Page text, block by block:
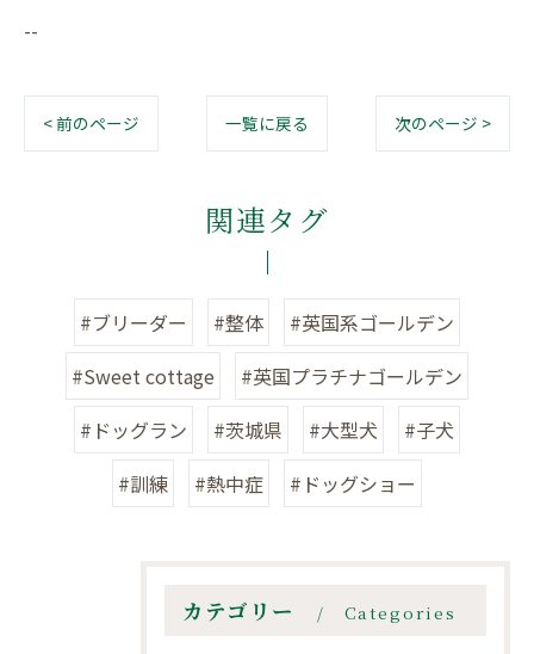
--
< 前のページ 一覧に戻る 次のページ >
関連タグ
#ブリーダー #整体
#英国系ゴールデン
#Sweet cottage
#英国プラチナゴールデン
#ドッグラン
#茨城県 #大型犬
#子犬
#訓練
#熱中症 #ドッグショー
カテゴリー Categories